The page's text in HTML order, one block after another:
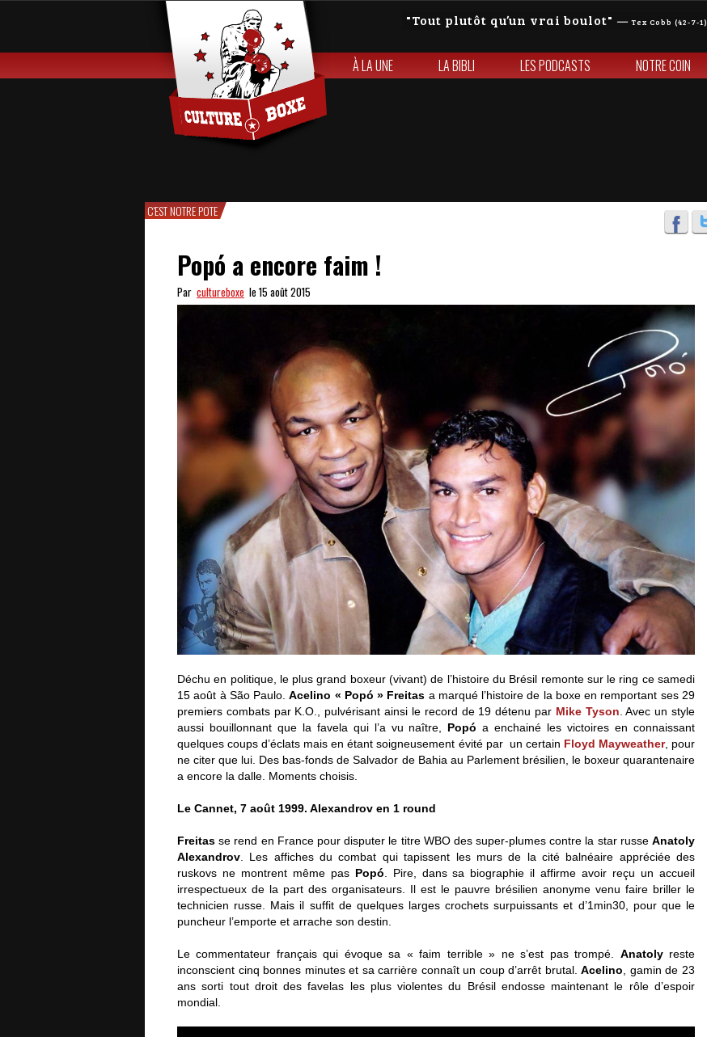
Tout plutôt qu’un vrai boulot — Tex Cobb (42-7-1)
À LA UNE LA BIBLI LES PODCASTS NOTRE COIN
C'EST NOTRE POTE
Popó a encore faim !
Par cultureboxe le 15 août 2015
Déchu en politique, le plus grand boxeur (vivant) de l’histoire du Brésil remonte sur le ring ce samedi
15 août à São Paulo.Acelino « Popó » Freitas a marqué l’histoire de la boxe en remportant ses 29
premiers combats par K.O., pulvérisant ainsi le record de 19 détenu par Mike Tyson. Avec un style
aussi bouillonnant que la favela qui l’a vu naître, Popó a enchainé les victoires en connaissant
quelques coups d’éclats mais en étant soigneusement évité par un certain Floyd Mayweather, pour
ne citer que lui. Des bas-fonds de Salvador de Bahia au Parlement brésilien, le boxeur quarantenaire
a encore la dalle. Moments choisis.
Le Cannet, 7 août 1999. Alexandrov en 1 round
Freitas se rend en France pour disputer le titre WBO des super-plumes contre la star russe Anatoly
Alexandrov. Les affiches du combat qui tapissent les murs de la cité balnéaire appréciée des
ruskovs ne montrent même pas Popó. Pire, dans sa biographie il affirme avoir reçu un accueil
irrespectueux de la part des organisateurs. Il est le pauvre brésilien anonyme venu faire briller le
technicien russe. Mais il suffit de quelques larges crochets surpuissants et d’1min30, pour que le
puncheur l’emporte et arrache son destin.
Le commentateur français qui évoque sa « faim terrible » ne s’est pas trompé. Anatolyreste
inconscient cinq bonnes minutes et sa carrière connaît un coup d’arrêt brutal.Acelino, gamin de 23
ans sorti tout droit des favelas les plus violentes du Brésil endosse maintenant le rôle d’espoir
mondial.